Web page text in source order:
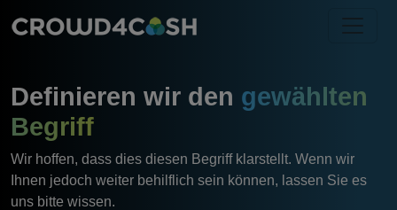
Definieren wir den gewählten
Begriff
Wir hoffen, dass dies diesen Begriff klarstellt. Wenn wir
Ihnen jedoch weiter behilflich sein können, lassen Sie es
uns bitte wissen.